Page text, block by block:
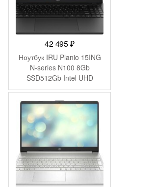
42 495₽
Ноутбук IRU Planio 15ING
N-series N100 8Gb
SSD512Gb Intel UHD
Graphics 15.6″ IPS FHD
(1920×1080) Windows 11
Pro 64 black WiFi BT Cam
6000mAh (2059105)